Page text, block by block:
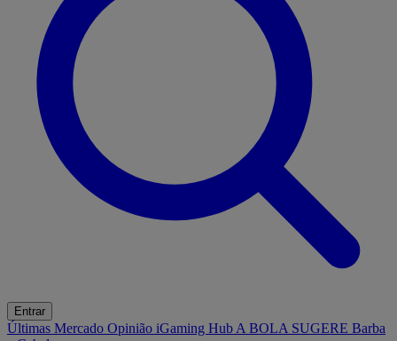
Entrar
Últimas Mercado Opinião iGaming Hub A BOLA SUGERE Barba